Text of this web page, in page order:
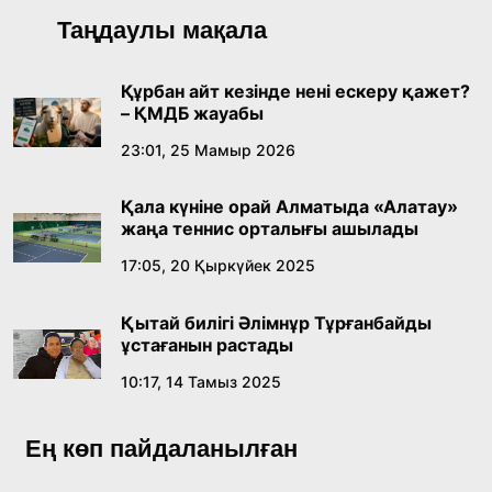
Қазақ тіліндегі «құт» концептісінің
лингвомәдени сипаты
09:21, 21 Шілде 2026
Абайдың адам тәрбиесі туралы
18:59, 20 Шілде 2026
Жасанды интеллект: адамзаттың көмекшісі
18:16, 20 Шілде 2026
жетістіктері мен даму бағыты
Таңдаулы мақала
Құрбан айт кезінде нені ескеру қажет?
– ҚМДБ жауабы
23:01, 25 Мамыр 2026
Қала күніне орай Алматыда «Алатау»
жаңа теннис орталығы ашылады
17:05, 20 Қыркүйек 2025
Қытай билігі Әлімнұр Тұрғанбайды
ұстағанын растады
10:17, 14 Тамыз 2025
Ең көп пайдаланылған